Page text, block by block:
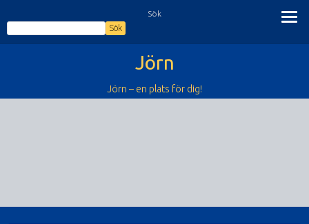
till
innehåll
Sök
Sök
Jörn
Jörn – en plats för dig!